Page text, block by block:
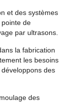
et des systèmes
de
par ultrasons.
la fabrication
les besoins
des
des